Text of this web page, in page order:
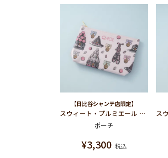
【日比谷シャンテ店限定】
スウィート・プルミエール コスメティックポーチ（M）
ポーチ
¥3,300 税込